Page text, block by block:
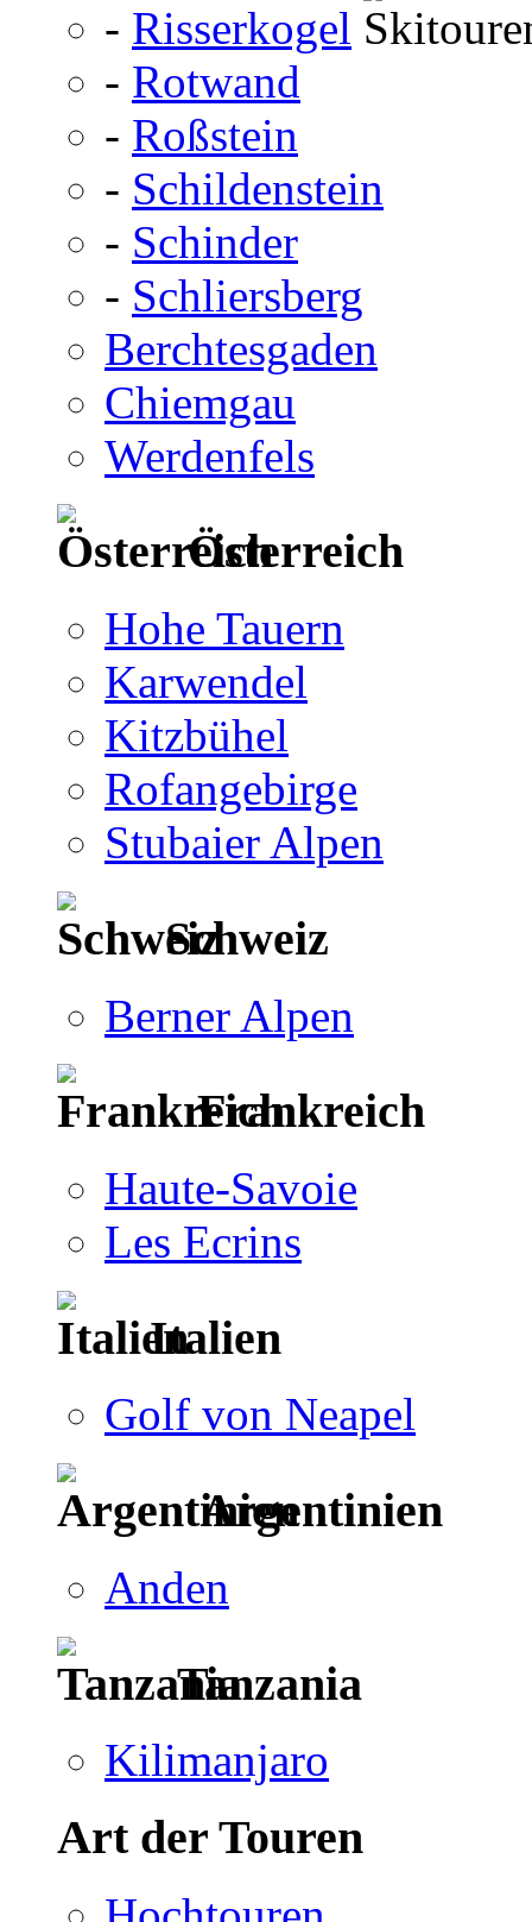
- Risserkogel
- Rotwand
- Roßstein
- Schildenstein
- Schinder
- Schliersberg
Berchtesgaden
Chiemgau
Werdenfels
Österreich
Hohe Tauern
Karwendel
Kitzbühel
Rofangebirge
Stubaier Alpen
Schweiz
Berner Alpen
Frankreich
Haute-Savoie
Les Ecrins
Italien
Golf von Neapel
Argentinien
Anden
Tanzania
Kilimanjaro
Art der Touren